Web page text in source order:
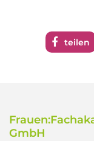
teilen
GmbH